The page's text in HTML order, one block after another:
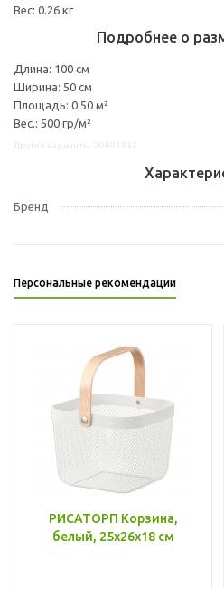
Вес: 0.26 кг
Подробнее о
Длина: 100 см
Ширина: 50 см
Площадь: 0.50 м²
Вес.: 500 гр/м²
Бренд
Персональные рекомендации
РИСАТОРП Корзина,
белый, 25x26x18 см